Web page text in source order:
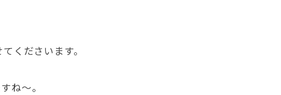
くださいます。
ね～。